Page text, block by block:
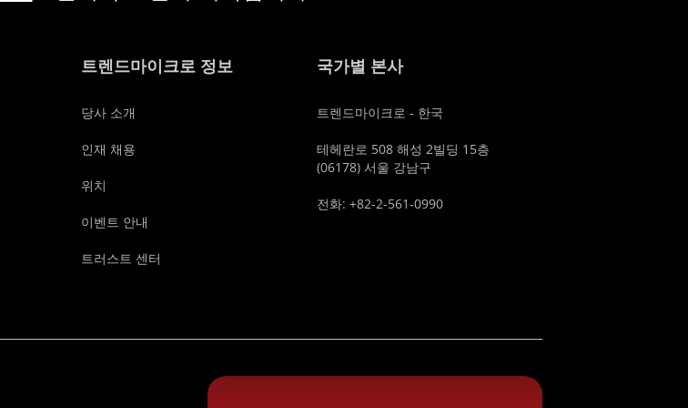
트렌드마이크로 정보
당사 소개
인재 채용
위치
이벤트 안내
트러스트 센터
국가별 본사
트렌드마이크로 - 한국
테헤란로 508 해성 2빌딩 15층
(06178) 서울 강남구
전화: +82-2-561-0990